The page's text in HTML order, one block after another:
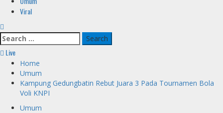
Viral
Search
for:
Live
Home
Umum
Kampung Gedungbatin Rebut Juara 3 Pada Tournamen Bola
Voli KNPI
Umum